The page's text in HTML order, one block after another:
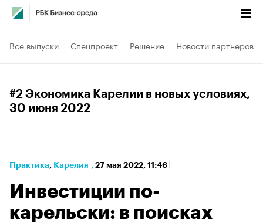
Все выпуски Спецпроект Решение Новости партнеров
#2 Экономика Карелии в новых условиях,
30 июня 2022
Практика⁠, Карелия , 27 мая 2022, 11:46
Инвестиции по-
карельски: в поисках